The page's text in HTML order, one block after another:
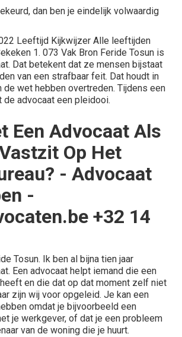
dan ben je eindelijk volwaardig
Leeftijd Kijkwijzer Alle leeftijden
1. 073 Vak Bron Feride Tosun is
Dat betekent dat ze mensen bijstaat
van een strafbaar feit. Dat houdt in
wet hebben overtreden. Tijdens een
de advocaat een pleidooi.
Een Advocaat Als
Op Het
- Advocaat
-
+32 14
Tosun. Ik ben al bijna tien jaar
Een advocaat helpt iemand die een
en die dat op dat moment zelf niet
zijn wij voor opgeleid. Je kan een
omdat je bijvoorbeeld een
je werkgever, of dat je een probleem
van de woning die je huurt.